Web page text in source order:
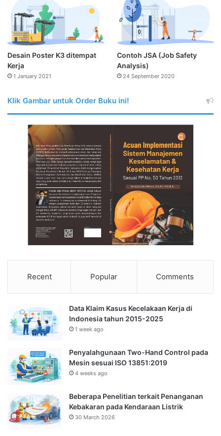
Desain Poster K3 ditempat
Kerja
1 January 2021
Contoh JSA (Job Safety
Analysis)
24 September 2020
Klik Gambar untuk Order Buku ini!
Recent Popular Comments
Data Klaim Kasus Kecelakaan Kerja di
Indonesia tahun 2015-2025
1 week ago
Penyalahgunaan Two-Hand Control pada
Mesin sesuai ISO 13851:2019
4 weeks ago
Beberapa Penelitian terkait Penanganan
Kebakaran pada Kendaraan Listrik
30 March 2026